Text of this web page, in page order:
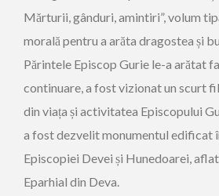
Mărturii, gânduri, amintiri”, volum
morală pentru a arăta dragostea și
Părintele Episcop Gurie le-a arătat
continuare, a fost vizionat un scurt
din viața și activitatea Episcopului
a fost dezvelit monumentul edificat
Episcopiei Devei și Hunedoarei,
Eparhial din Deva.